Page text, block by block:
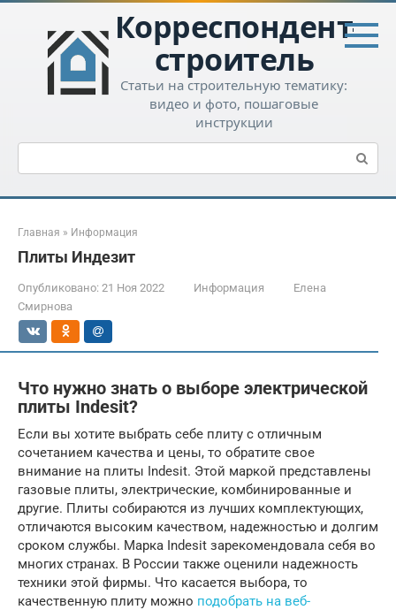
Перейти
контенту
Корреспондент-
строитель
Статьи на строительную тематику:
видео и фото, пошаговые
инструкции
Поиск:
Главная » Информация
Плиты Индезит
Опубликовано: 21 Ноя 2022 Информация
Елена
Смирнова
Что нужно знать о выборе электрической
плиты Indesit?
Если вы хотите выбрать себе плиту с отличным
сочетанием качества и цены, то обратите свое
внимание на плиты Indesit. Этой маркой представлены
газовые плиты, электрические, комбинированные и
другие. Плиты собираются из лучших комплектующих,
отличаются высоким качеством, надежностью и долгим
сроком службы. Марка Indesit зарекомендовала себя во
многих странах. В России также оценили надежность
техники этой фирмы. Что касается выбора, то
качественную плиту можно подобрать на веб-